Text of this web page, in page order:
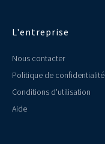
L'entreprise
Nous contacter
Politique de confidentialité
Conditions d'utilisation
Aide